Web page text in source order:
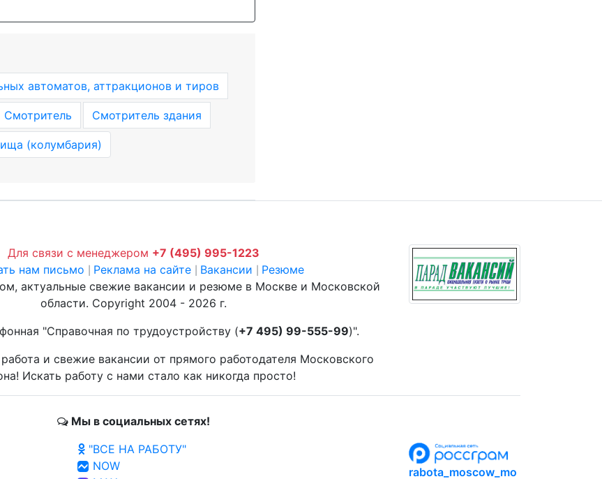
автоматов, аттракционов и тиров
Смотритель Смотритель здания
(колумбария)
Для связи с менеджером +7 (495) 995-1223
нам письмо
Реклама на сайте Вакансии
Резюме
актуальные свежие вакансии и резюме в Москве и Московской
области. Copyright 2004 - 2026 г.
"Справочная по трудоустройству (+7 495) 99-555-99)".
и свежие вакансии от прямого работодателя Московского
Искать работу с нами стало как никогда просто!
Мы в социальных сетях!
"ВСЕ НА РАБОТУ"
NOW
rabota_moscow_mo